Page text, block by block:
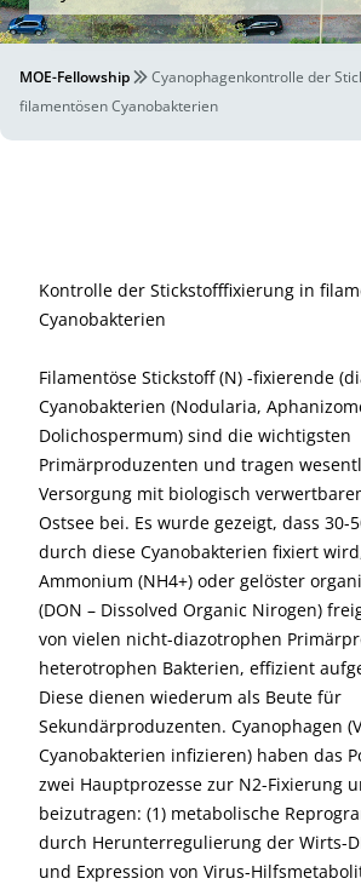
MOE-Fellowship
Cyanophagenkontrolle der
filamentösen Cyanobakterien
Kontrolle der Stickstofffixierung in
Cyanobakterien
Filamentöse Stickstoff (N) -fixierende
Cyanobakterien (Nodularia,
Dolichospermum) sind die wichtigsten
Primärproduzenten und tragen
Versorgung mit biologisch
Ostsee bei. Es wurde gezeigt, dass 30-
durch diese Cyanobakterien fixiert
Ammonium (NH4+) oder gelöster
(DON – Dissolved Organic Nirogen)
von vielen nicht-diazotrophen
heterotrophen Bakterien, effizient
Diese dienen wiederum als Beute für
Sekundärproduzenten. Cyanophagen
Cyanobakterien infizieren) haben das
zwei Hauptprozesse zur N2-Fixierung
beizutragen: (1) metabolische
durch Herunterregulierung der Wirts-
und Expression von Virus-